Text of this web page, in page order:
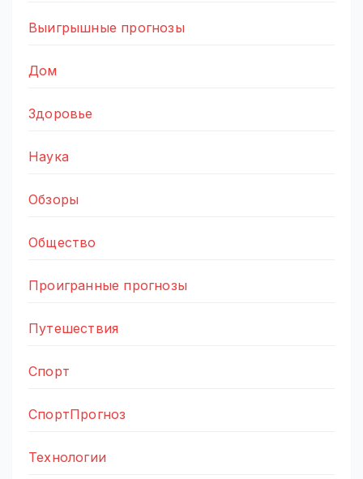
Выигрышные прогнозы
Дом
Здоровье
Наука
Обзоры
Общество
Проигранные прогнозы
Путешествия
Спорт
СпортПрогноз
Технологии